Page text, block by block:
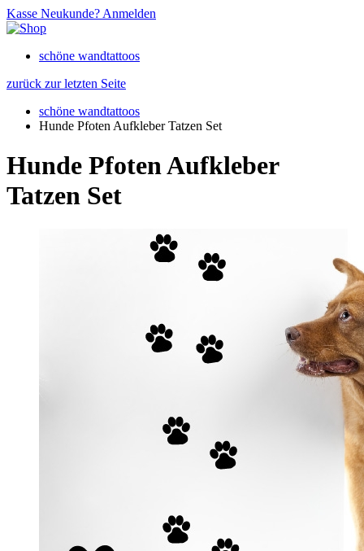
Kasse Neukunde? Anmelden
schöne wandtattoos
zurück zur letzten Seite
schöne wandtattoos
Hunde Pfoten Aufkleber Tatzen Set
Hunde Pfoten Aufkleber
Tatzen Set